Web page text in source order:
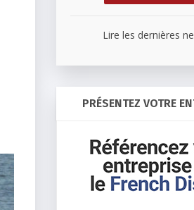
Lire les dernières
PRÉSENTEZ VOTRE